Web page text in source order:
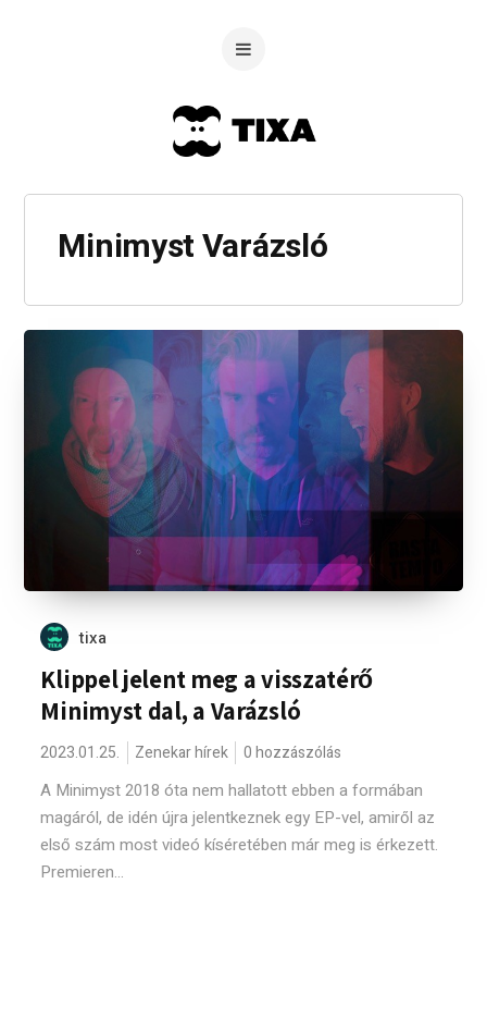
Minimyst Varázsló
tixa
Klippel jelent meg a visszatérő
Minimyst dal, a Varázsló
2023.01.25. Zenekar hírek 0 hozzászólás
A Minimyst 2018 óta nem hallatott ebben a formában
magáról, de idén újra jelentkeznek egy EP-vel, amiről az
első szám most videó kíséretében már meg is érkezett.
Premieren...